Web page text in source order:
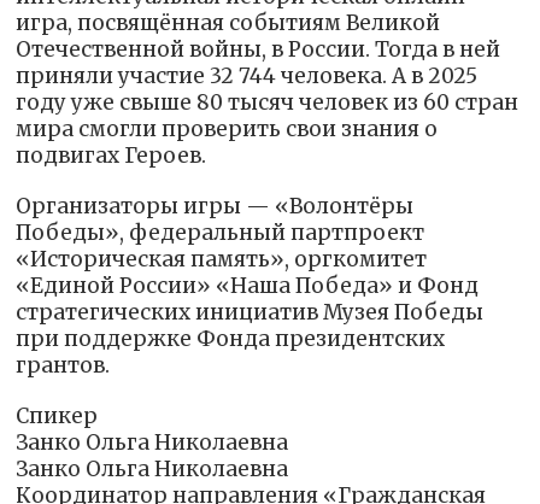
игра, посвящённая событиям Великой
Отечественной войны, в России. Тогда в ней
приняли участие 32 744 человека. А в 2025
году уже свыше 80 тысяч человек из 60 стран
мира смогли проверить свои знания о
подвигах Героев.
Организаторы игры — «Волонтёры
Победы», федеральный партпроект
«Историческая память», оргкомитет
«Единой России» «Наша Победа» и Фонд
стратегических инициатив Музея Победы
при поддержке Фонда президентских
грантов.
Спикер
Занко Ольга Николаевна
Занко Ольга Николаевна
Координатор направления «Гражданская